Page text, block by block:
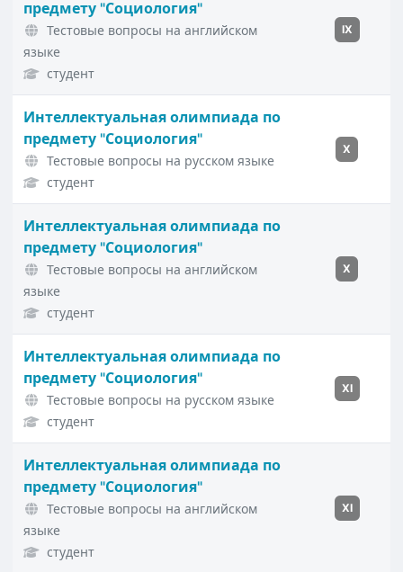
предмету "Социология"
Тестовые вопросы на английском
языке
студент
IX
Интеллектуальная олимпиада по
предмету "Социология"
Тестовые вопросы на русском языке
студент
X
Интеллектуальная олимпиада по
предмету "Социология"
Тестовые вопросы на английском
языке
студент
X
Интеллектуальная олимпиада по
предмету "Социология"
Тестовые вопросы на русском языке
студент
XI
Интеллектуальная олимпиада по
предмету "Социология"
Тестовые вопросы на английском
языке
студент
XI